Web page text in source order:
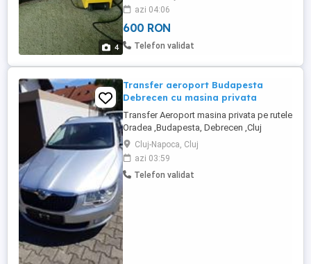
4
azi 04:06
600 RON
Telefon validat
Transfer aeroport Budapesta
Debrecen cu masina privata
Transfer Aeroport masina privata pe rutele
Oradea ,Budapesta, Debrecen ,Cluj
Napoca, Târgu Mureș, Arad, Timișoara,
Satu Mare, Sibiu,Brasov Tur sau Retur. Pret
140euro toată masina . Rel. La Nr Tel.
ZERO SAPTE PARTU DOI ZERO OPT
Cluj-Napoca, Cluj
azi 03:59
Telefon validat